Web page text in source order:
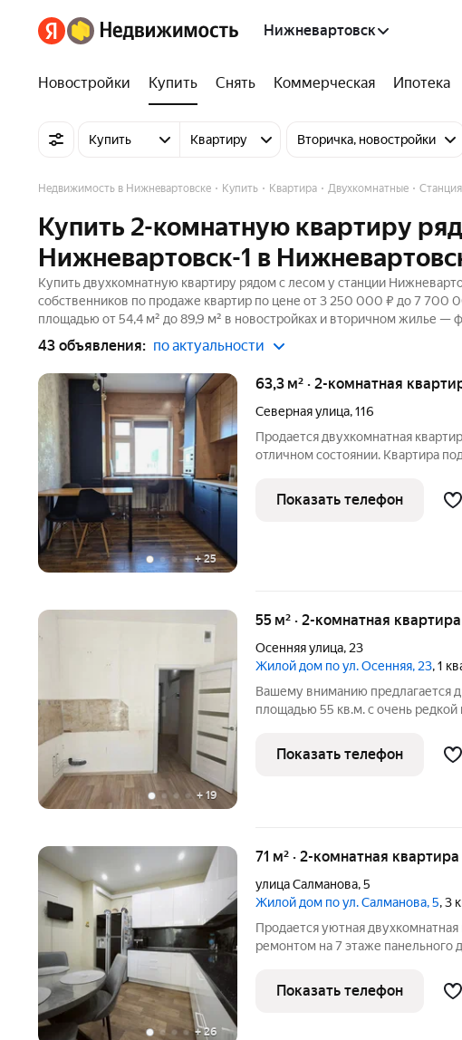
Нижневартовск
Новостройки Купить Снять Коммерческая Ипотека
Купить Квартиру Вторичка, новостройки
Недвижимость в Нижневартовске Купить Квартира Двухкомнатные
Купить 2-комнатную квартиру
Нижневартовск-1 в
Купить двухкомнатную квартиру рядом с лесом у станции
собственников по продаже квартир по цене от 3 250 000 ₽ до 7
площадью от 54,4 м² до 89,9 м² в новостройках и вторичном жилье —
43 объявления: по актуальности
+25
63,3 м² · 2-комнатная
Северная улица,116
Продается двухкомнатная
отличном состоянии. Квартира
изолированные , окна выходят
останется
Показать телефон
+ 19
55 м² · 2-комнатная
Осенняя улица, 23
Жилой дом по ул. Осенняя, 23, 1
Вашему вниманию предлагается
площадью 55 кв.м. с очень
Лоджия в спальне в ПОДАРОК за
спальне окно
Показать телефон
+26
71 м² · 2-комнатная
улица Салманова,5
Жилой дом по ул. Салманова, 5, 3
Продается уютная
ремонтом на 7 этаже панельного
изолированные, что создает
приватности. Кухня
Показать телефон